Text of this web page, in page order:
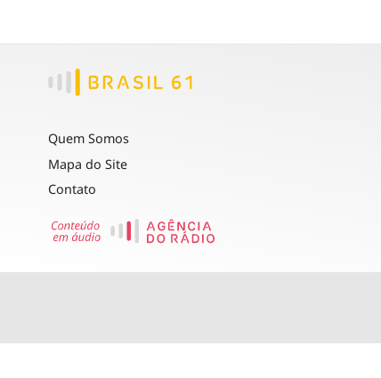
Quem Somos
Mapa do Site
Contato